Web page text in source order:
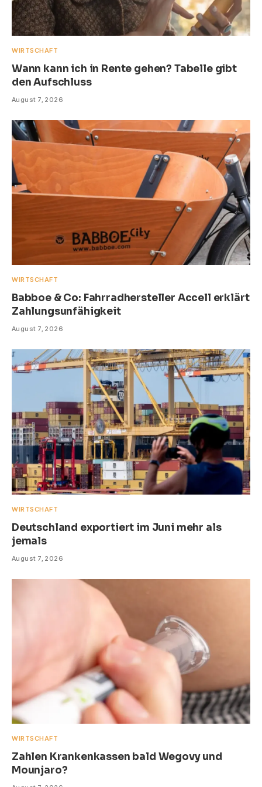
WIRTSCHAFT
Wann kann ich in Rente gehen? Tabelle gibt
den Aufschluss
August 7, 2026
WIRTSCHAFT
Babboe & Co: Fahrradhersteller Accell erklärt
Zahlungsunfähigkeit
August 7, 2026
WIRTSCHAFT
Deutschland exportiert im Juni mehr als
jemals
August 7, 2026
WIRTSCHAFT
Zahlen Krankenkassen bald Wegovy und
Mounjaro?